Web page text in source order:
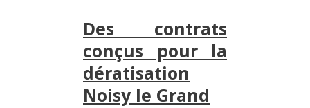
Des contrats
conçus pour la
dératisation
Noisy le Grand